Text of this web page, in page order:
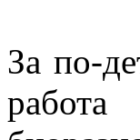
За по-